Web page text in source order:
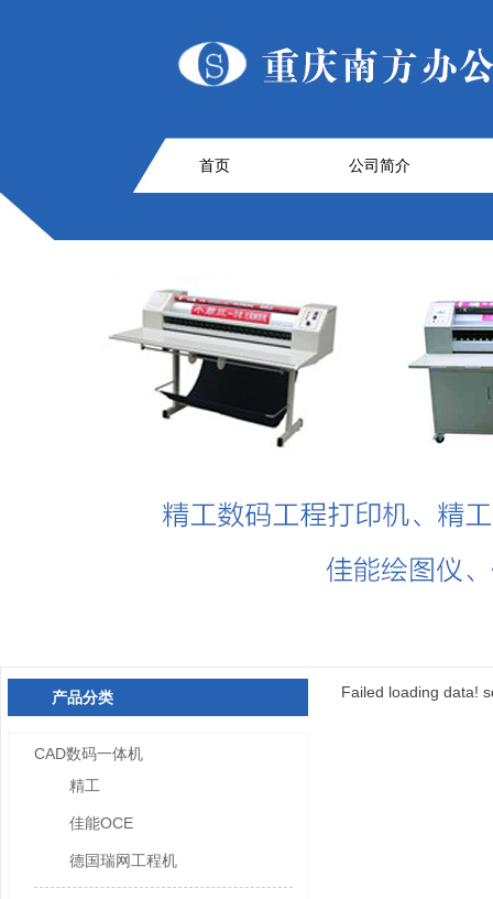
首页 公司简介
产品分类
CAD数码一体机
精工
佳能OCE
德国瑞网工程机
Failed loading data!